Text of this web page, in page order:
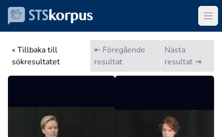
« Tillbaka till
sökresultatet
⇤ Föregående
resultat
Nästa
resultat ⇥